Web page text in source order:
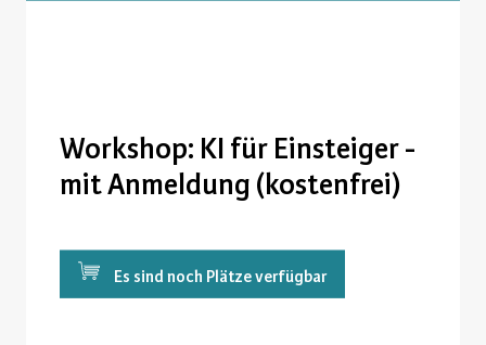
Workshop: KI für Einsteiger -
mit Anmeldung (kostenfrei)
Es sind noch Plätze verfügbar